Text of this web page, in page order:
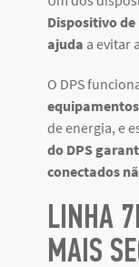
Dispositivo
ajuda a evitar
O DPS
equipamentos
de energia, e
do DPS
conectados
LINHA
MAIS